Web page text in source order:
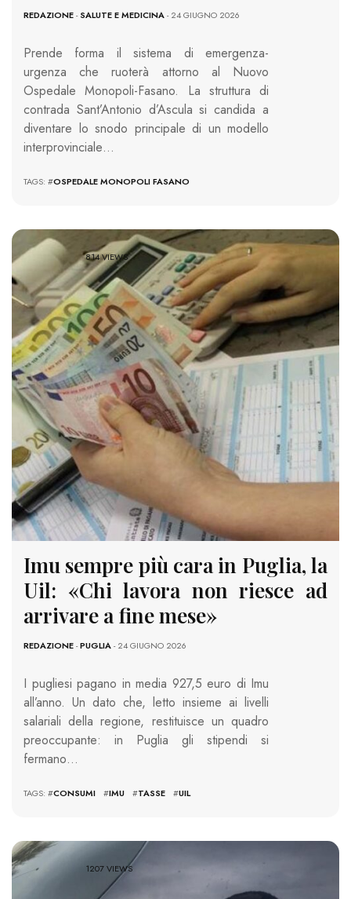
REDAZIONE-SALUTE E MEDICINA- 24 GIUGNO 2026
Prende forma il sistema di emergenza-
urgenza che ruoterà attorno al Nuovo
Ospedale Monopoli-Fasano. La struttura di
contrada Sant’Antonio d’Ascula si candida a
diventare lo snodo principale di un modello
interprovinciale…
TAGS: #OSPEDALE MONOPOLI FASANO
814 VIEWS
Imu sempre più cara in Puglia, la
Uil: «Chi lavora non riesce ad
arrivare a fine mese»
REDAZIONE-PUGLIA- 24 GIUGNO 2026
I pugliesi pagano in media 927,5 euro di Imu
all’anno. Un dato che, letto insieme ai livelli
salariali della regione, restituisce un quadro
preoccupante: in Puglia gli stipendi si
fermano…
TAGS: #CONSUMI #IMU #TASSE #UIL
1207 VIEWS